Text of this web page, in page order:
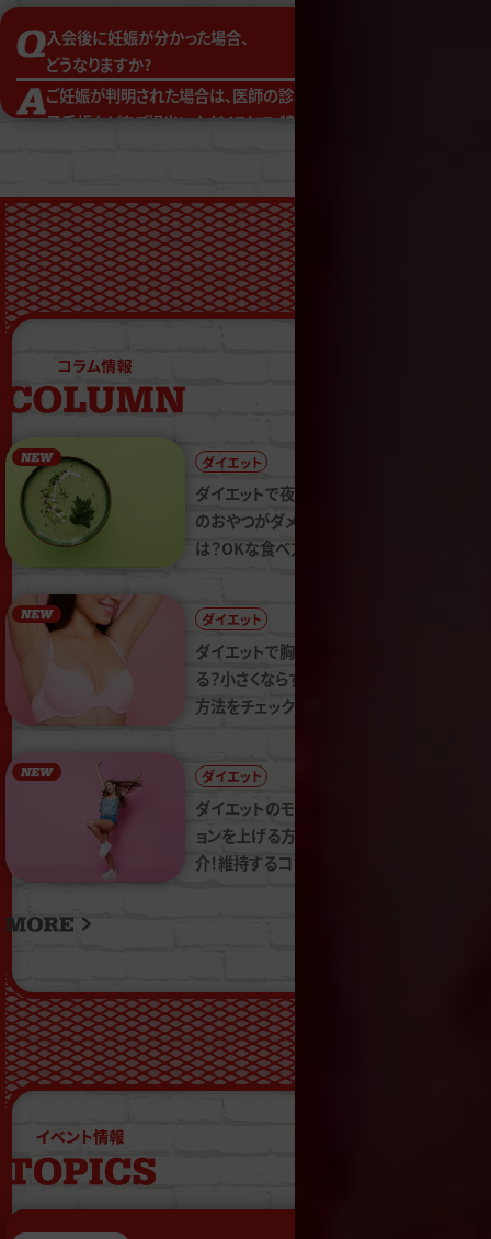
上にのみ活用させていただきます。なお、アンケ
ートを通じてお客様の個人情報を取得すること
は一切ございません。また、ご回答はすべて匿名
で集計され、第三者に提供されることはありませ
んので、どうぞご安心ください。ご理解とご協力の
ご利用下さい。
入会後に妊娠が分かった場合、
どうなりますか?
ご妊娠が判明された場合は、医師の診断書・母
子手帳などをご提出いただくことで、特別休会が
ダイエット
ダイエットで夜食や間食
のおやつがダメな理由
は？OKな食べ方も紹介
ダイエット
ダイエットで胸が小さくな
る？小さくならずに痩せる
方法をチェック
ダイエット
ダイエットのモチベーシ
ョンを上げる方法をご紹
介！維持するコツも